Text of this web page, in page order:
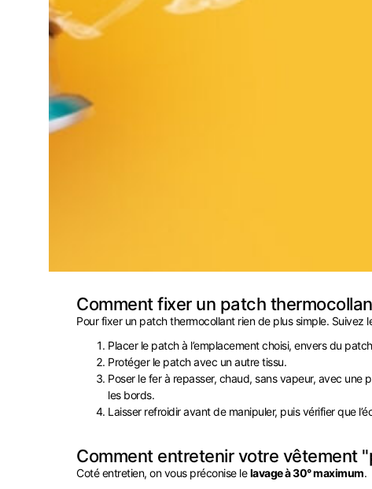
Comment fixer un patch
Pour fixer un patch thermocollant rien de plus simple. Suivez
Placer le patch à l’emplacement choisi, envers du
Protéger le patch avec un autre tissu.
Poser le fer à repasser, chaud, sans vapeur, avec une
les bords.
Laisser refroidir avant de manipuler, puis vérifier que
Comment entretenir votre vêtement
Coté entretien, on vous préconise lelavage à 30° maximum.